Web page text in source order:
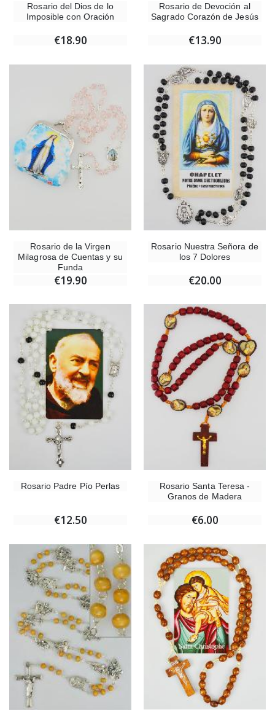
Rosario del Dios de lo
Imposible con Oración
€18.90
Rosario de Devoción al
Sagrado Corazón de Jesús
€13.90
Rosario de la Virgen
Milagrosa de Cuentas y su
Funda
€19.90
Rosario Nuestra Señora de
los 7 Dolores
€20.00
Rosario Padre Pío Perlas
€12.50
Rosario Santa Teresa -
Granos de Madera
€6.00